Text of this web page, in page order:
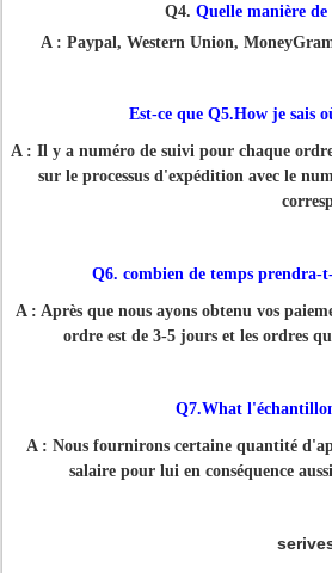
Q4. Quelle manière de
A : Paypal, Western Union,
Est-ce que Q5.How je sais
A : Il y a numéro de suivi pour chaque
sur le processus d'expédition avec le
Q6. combien de temps prendra-
A : Après que nous ayons obtenu vos
ordre est de 3-5 jours et les ordres
Q7.What
A : Nous fournirons certaine quantité
salaire pour lui en conséquence